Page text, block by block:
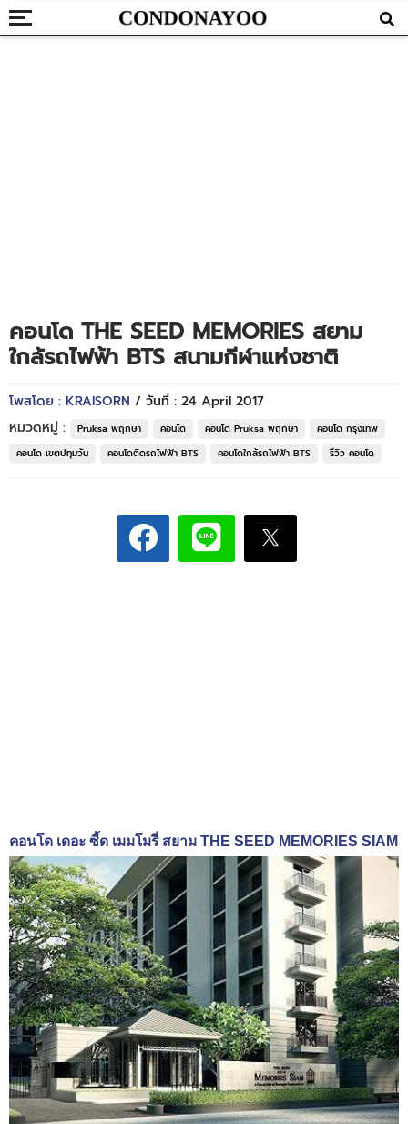
คอนโด THE SEED MEMORIES สยาม
ใกล้รถไฟฟ้า BTS สนามกีฬาแห่งชาติ
โพสโดย : KRAISORN / วันที่ : 24 April 2017
หมวดหมู่ :
Pruksa พฤกษา คอนโด คอนโด Pruksa พฤกษา
คอนโด กรุงเทพ
คอนโด เขตปทุมวัน
คอนโดติดรถไฟฟ้า BTS คอนโดใกล้รถไฟฟ้า BTS รีวิว คอนโด
คอนโด เดอะ ซี้ด เมมโมรี่ สยาม THE SEED MEMORIES SIAM